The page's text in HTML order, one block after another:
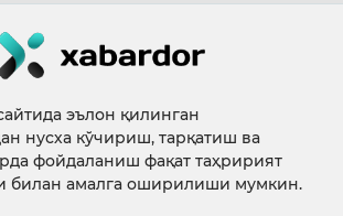
эълон қилинган
нусха кўчириш, тарқатиш ва
фойдаланиш фақат таҳририят
билан амалга оширилиши мумкин.